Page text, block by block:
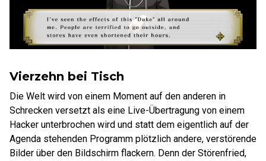
Vierzehn bei Tisch
Die Welt wird von einem Moment auf den anderen in
Schrecken versetzt als eine Live-Übertragung von einem
Hacker unterbrochen wird und statt dem eigentlich auf der
Agenda stehenden Programm plötzlich andere, verstörende
Bilder über den Bildschirm flackern. Denn der Störenfried,